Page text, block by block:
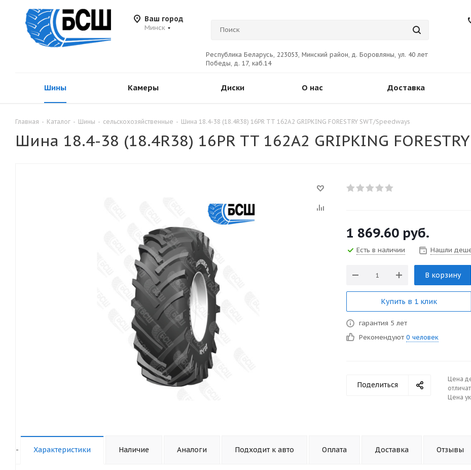
Ваш город
Минск
Республика Беларусь, 223053, Минский район, д. Боровляны, ул. 40 лет
Победы, д. 17, каб.14
Шины Камеры Диски О нас Доставка
Главная - Каталог - Шины - сельскохозяйственные - Шина 18.4-38 (18.4R38) 16PR TT 162A2 GRIPKING FORESTRY SWT/Speedways
Шина 18.4-38 (18.4R38) 16PR TT 162A2 GRIPKING
1 869.60 руб.
Есть в наличии Нашли
В корзину
Купить в 1 клик
гарантия 5 лет
Рекомендуют 0 человек
Поделиться
Цена
Цена
- Характеристики Наличие Аналоги Подходит к авто Оплата Доставка Отзывы